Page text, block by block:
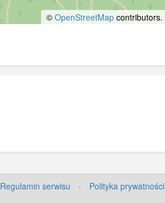
© OpenStreetMap contributors.
Regulamin serwisu · Polityka prywatności